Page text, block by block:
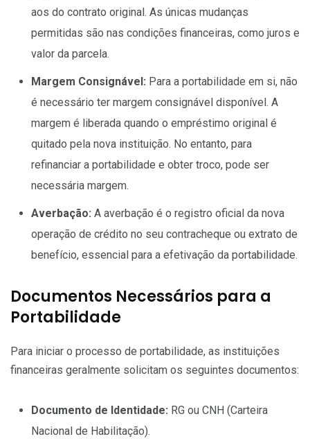
aos do contrato original. As únicas mudanças
permitidas são nas condições financeiras, como juros e
valor da parcela.
Margem Consignável: Para a portabilidade em si, não
é necessário ter margem consignável disponível. A
margem é liberada quando o empréstimo original é
quitado pela nova instituição. No entanto, para
refinanciar a portabilidade e obter troco, pode ser
necessária margem.
Averbação: A averbação é o registro oficial da nova
operação de crédito no seu contracheque ou extrato de
benefício, essencial para a efetivação da portabilidade.
Documentos Necessários para a
Portabilidade
Para iniciar o processo de portabilidade, as instituições
financeiras geralmente solicitam os seguintes documentos:
Documento de Identidade: RG ou CNH (Carteira
Nacional de Habilitação).